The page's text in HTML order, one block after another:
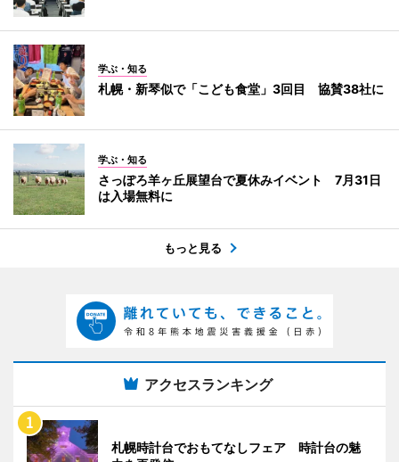
学ぶ・知る
札幌・新琴似で「こども食堂」3回目 協賛38社に
学ぶ・知る
さっぽろ羊ヶ丘展望台で夏休みイベント 7月31日
は入場無料に
もっと見る
アクセスランキング
札幌時計台でおもてなしフェア 時計台の魅